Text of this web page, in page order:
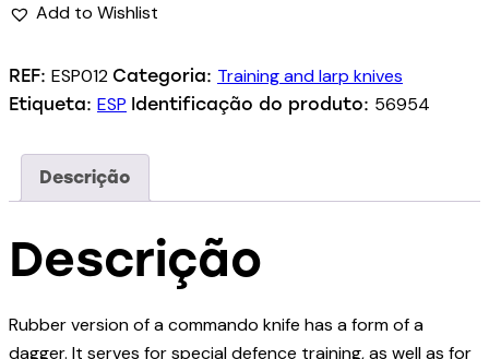
Add to Wishlist
REF: ESP012 Categoria: Training and larp knives
Etiqueta: ESP Identificação do produto: 56954
Descrição
Descrição
Rubber version of a commando knife has a form of a
dagger. It serves for special defence training, as well as for